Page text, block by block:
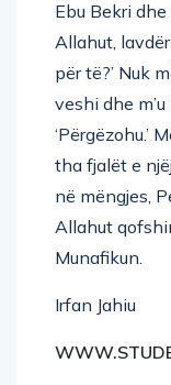
Ebu Bekri
Allahut,
për të?’ Nuk
veshi dhe
‘Përgëzohu.’
tha fjalët e
në mëngjes,
Allahut
Munafikun.
Irfan Jahiu